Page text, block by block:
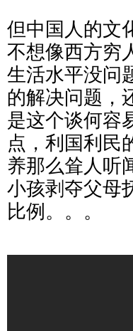
但中国人的文
不想像西方穷
生活水平没问
的解决问题，
是这个谈何容
点，利国利民
养那么耸人听
小孩剥夺父母
比例。。。